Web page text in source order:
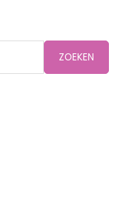
ZOEKEN